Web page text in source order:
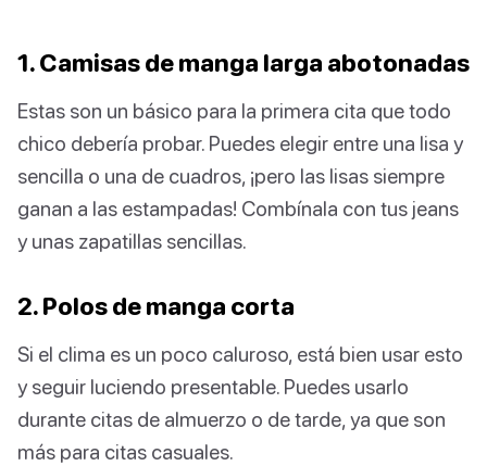
1. Camisas de manga larga abotonadas
Estas son un básico para la primera cita que todo
chico debería probar. Puedes elegir entre una lisa y
sencilla o una de cuadros, ¡pero las lisas siempre
ganan a las estampadas! Combínala con tus jeans
y unas zapatillas sencillas.
2. Polos de manga corta
Si el clima es un poco caluroso, está bien usar esto
y seguir luciendo presentable. Puedes usarlo
durante citas de almuerzo o de tarde, ya que son
más para citas casuales.